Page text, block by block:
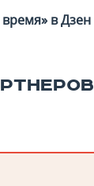
в Дзен